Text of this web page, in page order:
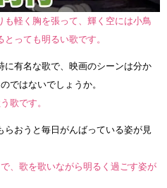
も軽く胸を張って、輝く空には小鳥
っても明るい歌です。
有名な歌で、映画のシーンは分か
ではないでしょうか。
歌です。
おうと毎日がんばっている姿が見
、歌を歌いながら明るく過ごす姿が